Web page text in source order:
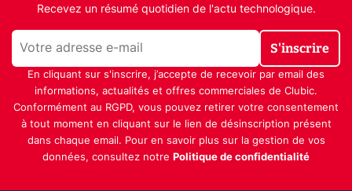
Recevez un résumé quotidien de l'actu technologique.
S'inscrire
En cliquant sur s'inscrire, j’accepte de recevoir par email des
informations, actualités et offres commerciales de Clubic.
Conformément au RGPD, vous pouvez retirer votre consentement
à tout moment en cliquant sur le lien de désinscription présent
dans chaque email. Pour en savoir plus sur la gestion de vos
données, consultez notre Politique de confidentialité